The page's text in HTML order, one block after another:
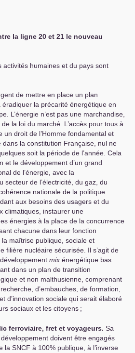
la ligne 20 et 21 le nouveau
activités humaines et du pays sont
de mettre en place un plan
éradiquer la précarité énergétique en
L’énergie n’est pas une marchandise,
la loi du marché. L’accès pour tous à
un droit de l’Homme fondamental et
dans la constitution Française, nul ne
soit la période de l’année. Cela
et le développement d’un grand
de l’énergie, avec la
secteur de l’électricité, du gaz, du
nationale de la politique
aux besoins des usagers et du
climatiques, instaurer une
énergies à la place de la concurrence
chacune dans leur fonction
maîtrise publique, sociale et
filière nucléaire sécurisée. Il s’agit de
mix énergétique bas
dans un plan de transition
et non malthusienne, comprenant
d’embauches, de formation,
d’innovation sociale qui serait élaboré
sociaux et les citoyens ;
ferroviaire, fret et voyageurs. Sa
doivent être engagés
la SNCF à 100% publique, à l’inverse